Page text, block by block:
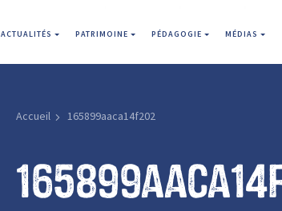
ACTUALITÉS PATRIMOINE PÉDAGOGIE MÉDIAS
Accueil 165899aaca14f202